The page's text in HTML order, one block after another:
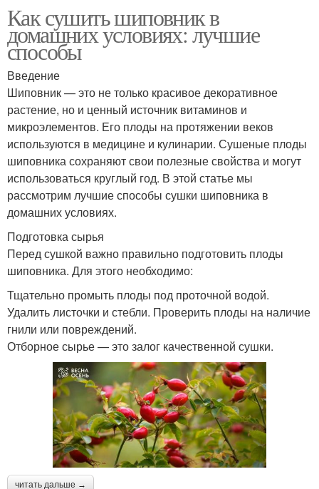
Как сушить шиповник в
домашних условиях: лучшие
способы
Введение
Шиповник — это не только красивое декоративное
растение, но и ценный источник витаминов и
микроэлементов. Его плоды на протяжении веков
используются в медицине и кулинарии. Сушеные плоды
шиповника сохраняют свои полезные свойства и могут
использоваться круглый год. В этой статье мы
рассмотрим лучшие способы сушки шиповника в
домашних условиях.
Подготовка сырья
Перед сушкой важно правильно подготовить плоды
шиповника. Для этого необходимо:
Тщательно промыть плоды под проточной водой.
Удалить листочки и стебли. Проверить плоды на наличие
гнили или повреждений.
Отборное сырье — это залог качественной сушки.
читать дальше →